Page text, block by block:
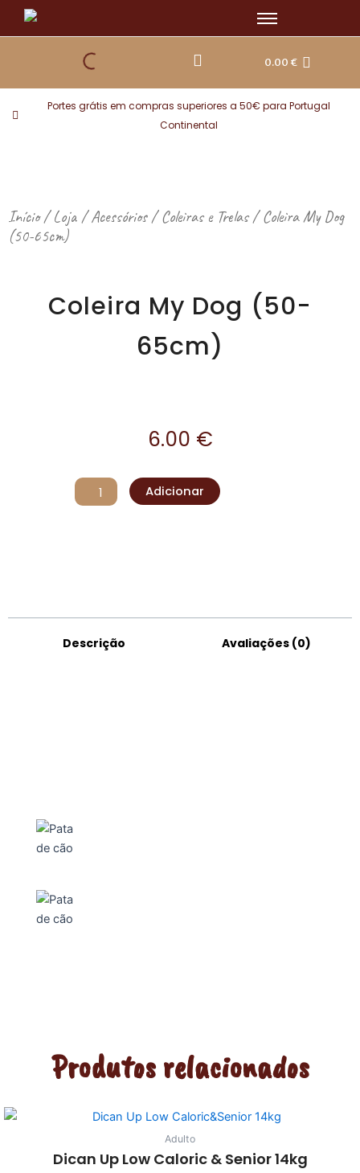
0.00€
Portes grátis em compras superiores a 50€ para Portugal
Continental
Início/Loja /Acessórios/Coleiras e Trelas/ Coleira My Dog
(50-65cm)
Coleira My Dog (50-
65cm)
6.00 €
Quantidade
de
Adicionar
Descrição Avaliações (0)
Produtos relacionados
Adulto
Dican Up Low Caloric & Senior 14kg